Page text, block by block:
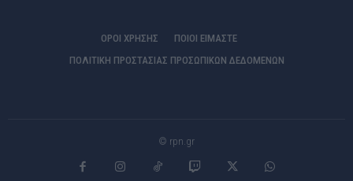
ΟΡΟΙ ΧΡΗΣΗΣ
ΠΟΙΟΊ ΕΊΜΑΣΤΕ
ΠΟΛΙΤΙΚΗ ΠΡΟΣΤΑΣΙΑΣ ΠΡΟΣΩΠΙΚΩΝ ΔΕΔΟΜΕΝΩΝ
© rpn.gr